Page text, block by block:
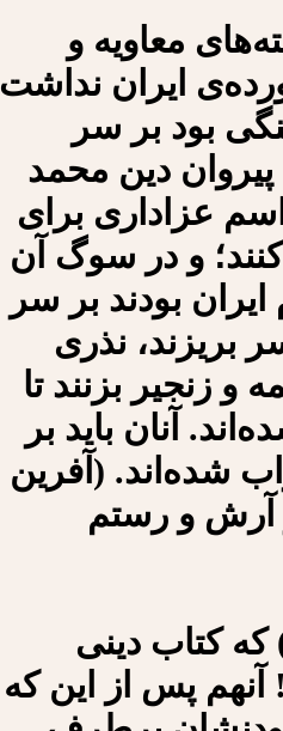
معاویه و
ایران نداشت
بود بر سر
دین محمد
باید مراسم عزاداری برای
و در سوگ آن
بودند بر سر
بریزند، نذری
و زنجیر بزنند تا
آنان باید بر
شده‌اند. (آفرین
آرش و رستم
که کتاب دینی
آنهم پس از این که